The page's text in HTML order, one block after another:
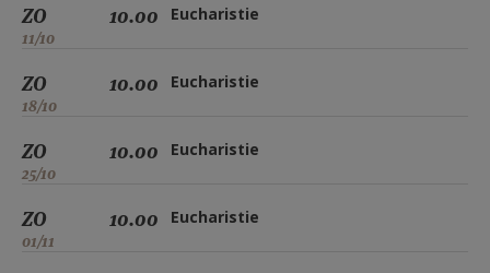
ZO
11/10
10.00 Eucharistie
ZO
18/10
10.00 Eucharistie
ZO
25/10
10.00 Eucharistie
ZO
01/11
10.00 Eucharistie